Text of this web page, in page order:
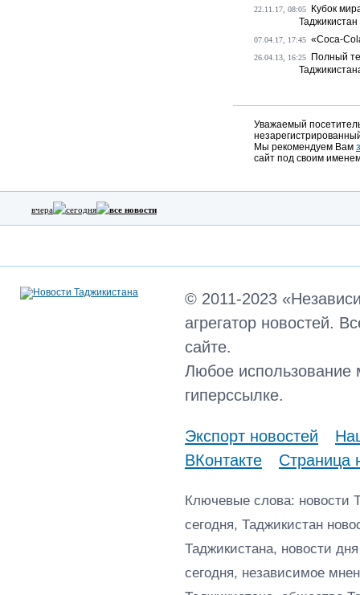
22.11.17, 08:05
Кубок
Таджикистан
07.04.17, 17:45 «Coca-
26.04.13, 16:25
Полный
Уважаемый
Мы рекомендуем Вам
сайт под своим
вчера сегодня все новости
© 2011-2023
агрегатор новостей.
сайте.
Любое использование
гиперссылке.
Экспорт новостей
ВКонтакте
Страница
Ключевые слова: новости
сегодня, Таджикистан
Таджикистана, новости
сегодня, независимое